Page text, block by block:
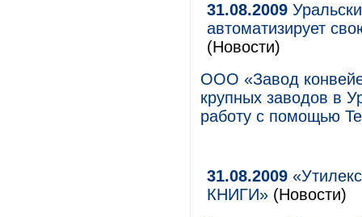
31.08.2009
автоматизирует
(Новости)
ООО «Завод
крупных заводов в
работу с помощью
31.08.2009
КНИГИ» (Новости)